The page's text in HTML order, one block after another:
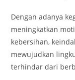
Dengan adanya
meningkatkan
kebersihan,
mewujudkan
terhindar dari